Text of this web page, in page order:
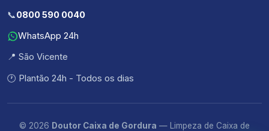
📞0800 590 0040
WhatsApp 24h
📍 São Vicente
🕐 Plantão 24h - Todos os dias
© 2026 Doutor Caixa de Gordura — Limpeza de Caixa de